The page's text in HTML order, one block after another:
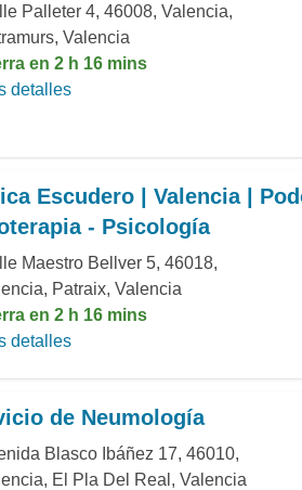
Palleter 4, 46008, Valencia,
Valencia
en 2 h 16 mins
detalles
Escudero | Valencia |
- Psicología
Maestro Bellver 5, 46018,
Patraix, Valencia
en 2 h 16 mins
detalles
de Neumología
Blasco Ibáñez 17, 46010,
El Pla Del Real, Valencia